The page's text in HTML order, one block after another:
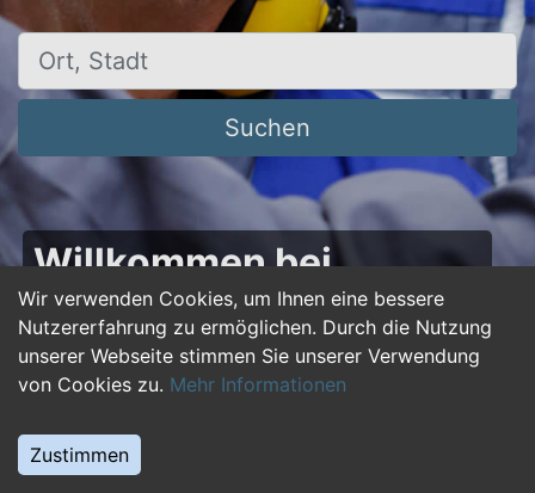
Wir verwenden Cookies, um Ihnen eine bessere
Nutzererfahrung zu ermöglichen. Durch die Nutzung
unserer Webseite stimmen Sie unserer Verwendung
von Cookies zu. Mehr Informationen
Zustimmen
Ort, Stadt
Suchen
Willkommen bei
50plus-jobs.de – Dein
Portal für Jobs ab 50!
Du bist über 50 und suchst nach einer neuen
beruflichen Herausforderung oder einem
Jobwechsel? Auf